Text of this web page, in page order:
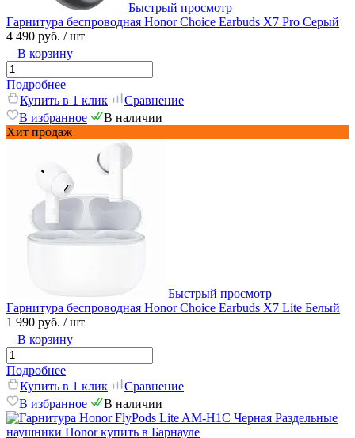
Быстрый просмотр
Гарнитура беспроводная Honor Choice Earbuds X7 Pro Серый
4 490 руб. / шт
В корзину
Подробнее
Купить в 1 клик
Сравнение
В избранное
В наличии
Хит продаж
Быстрый просмотр
Гарнитура беспроводная Honor Choice Earbuds X7 Lite Белый
1 990 руб. / шт
В корзину
Подробнее
Купить в 1 клик
Сравнение
В избранное
В наличии